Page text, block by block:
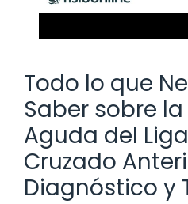
Todo lo que
Saber sobre
Aguda del
Cruzado
Diagnóstico y